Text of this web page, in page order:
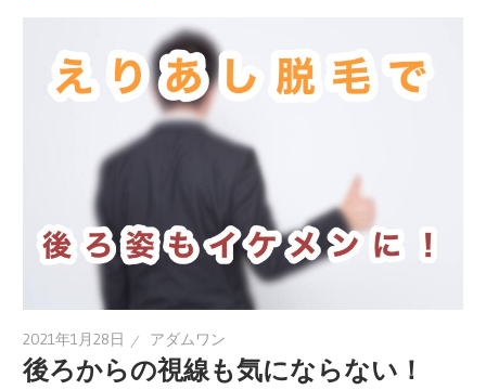
2021年1月28日 アダムワン
後ろからの視線も気にならない！